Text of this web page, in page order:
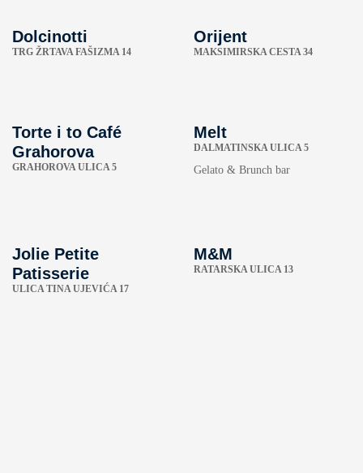
Dolcinotti
TRG ŽRTAVA FAŠIZMA 14
Orijent
MAKSIMIRSKA CESTA 34
Torte i to Café
Grahorova
GRAHOROVA ULICA 5
Melt
DALMATINSKA ULICA 5
Gelato & Brunch bar
Jolie Petite
Patisserie
ULICA TINA UJEVIĆA 17
M&M
RATARSKA ULICA 13